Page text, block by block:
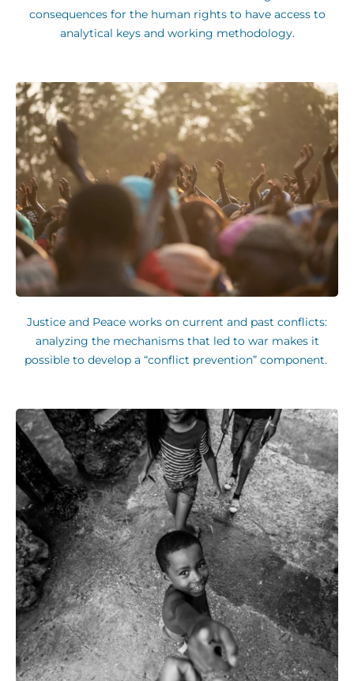
consequences for the human rights to have access to
analytical keys and working methodology.
Justice and Peace works on current and past conflicts:
analyzing the mechanisms that led to war makes it
possible to develop a “conflict prevention” component.